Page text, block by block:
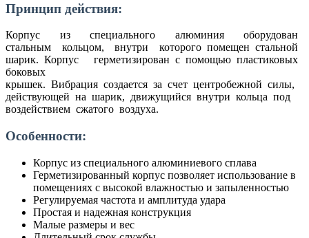
Принцип действия:
Корпус из специального алюминия оборудован
стальным кольцом, внутри которого помещен стальной
шарик. Корпус герметизирован с помощью пластиковых
боковых
крышек. Вибрация создается за счет центробежной силы,
действующей на шарик, движущийся внутри кольца под
воздействием сжатого воздуха.
Особенности:
Корпус из специального алюминиевого сплава
Герметизированный корпус позволяет использование в
помещениях с высокой влажностью и запыленностью
Регулируемая частота и амплитуда удара
Простая и надежная конструкция
Малые размеры и вес